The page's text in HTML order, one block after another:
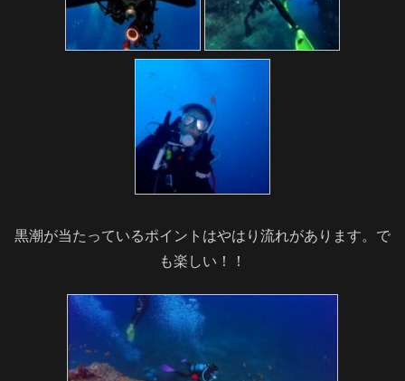
黒潮が当たっているポイントはやはり流れがあります。で
も楽しい！！